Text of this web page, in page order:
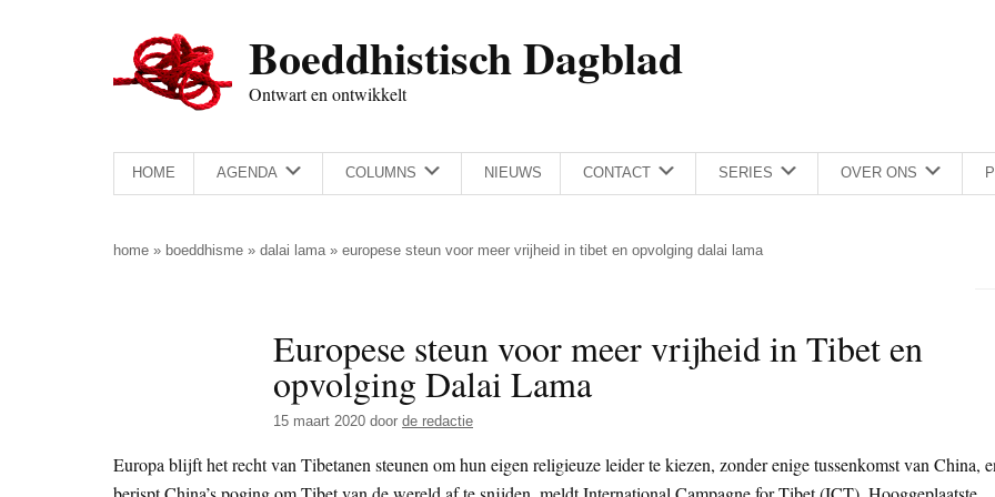
Boeddhistisch Dagblad
Ontwart en ontwikkelt
HOME AGENDA COLUMNS NIEUWS CONTACT SERIES OVER ONS
home » boeddhisme » dalai lama» europese steun voor meer vrijheid in tibet en opvolging dalai lama
Europese steun voor meer vrijheid in Tibet en
opvolging Dalai Lama
15 maart 2020 door de redactie
Europa blijft het recht van Tibetanen steunen om hun eigen religieuze leider te kiezen, zonder enige tussenkomst van China,